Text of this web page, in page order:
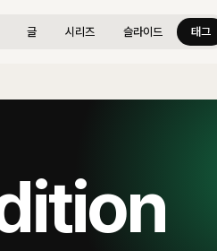
글 시리즈 슬라이드 태그